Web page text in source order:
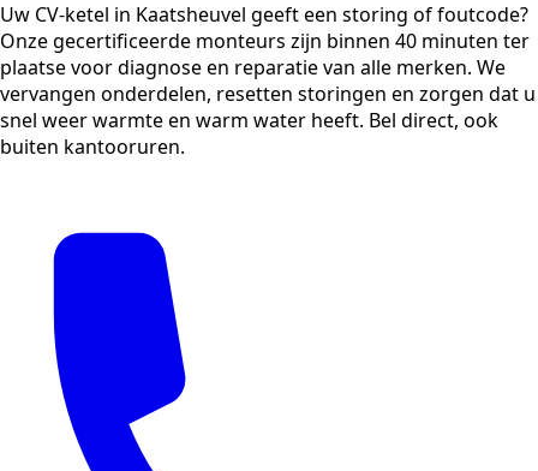
Uw CV-ketel in Kaatsheuvel geeft een storing of foutcode?
Onze gecertificeerde monteurs zijn binnen 40 minuten ter
plaatse voor diagnose en reparatie van alle merken. We
vervangen onderdelen, resetten storingen en zorgen dat u
snel weer warmte en warm water heeft. Bel direct, ook
buiten kantooruren.